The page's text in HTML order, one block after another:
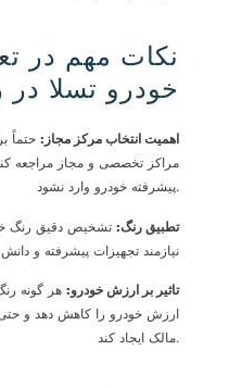
نکات مهم در
خودرو تسلا
اهمیت انتخاب مرکز مجاز :حتماً
مراکز تخصصی و مجاز مراجعه
پیشرفته خودرو وارد نشود.
تطبیق رنگ:تشخیص دقیق رنگ
نیازمند تجهیزات پیشرفته و
تاثیر بر ارزش خودرو:هر گونه
ارزش خودرو را کاهش دهد و
مالک ایجاد کند.